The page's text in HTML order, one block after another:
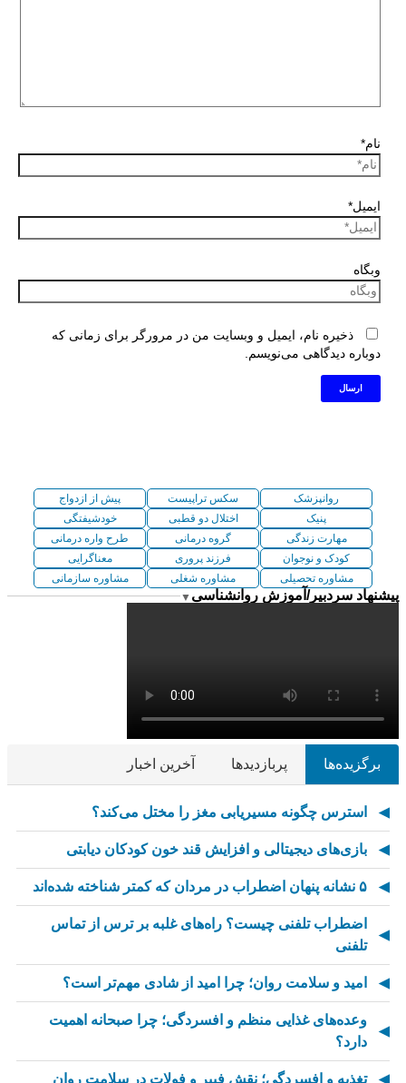
نام*
ایمیل*
وبگاه
ذخیره نام، ایمیل و وبسایت من در مرورگر برای زمانی که
دوباره دیدگاهی می‌نویسم.
روانپزشک سکس تراپیست
پیش از ازدواج
پنیک
اختلال دو قطبی
خودشیفتگی
مهارت زندگی
گروه درمانی
طرح واره درمانی
کودک و نوجوان
فرزند پروری
معناگرایی
مشاوره تحصیلی
مشاوره شغلی مشاوره سازمانی
پیشنهاد سردبیر/آموزش روانشناسی ▼
برگزیده‌ها پربازدیدها آخرین اخبار
استرس چگونه مسیریابی مغز را مختل می‌کند؟
بازی‌های دیجیتالی و افزایش قند خون کودکان دیابتی
۵ نشانه پنهان اضطراب در مردان که کمتر شناخته شده‌اند
اضطراب تلفنی چیست؟ راه‌های غلبه بر ترس از تماس
تلفنی
امید و سلامت روان؛ چرا امید از شادی مهم‌تر است؟
وعده‌های غذایی منظم و افسردگی؛ چرا صبحانه اهمیت
دارد؟
تغذیه و افسردگی؛ نقش فیبر و فولات در سلامت روان